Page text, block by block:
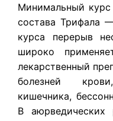
Минимальный курс
составаТрифала —
курса перерыв
широко
лекарственный
болезней
кишечника,
В аюрведических